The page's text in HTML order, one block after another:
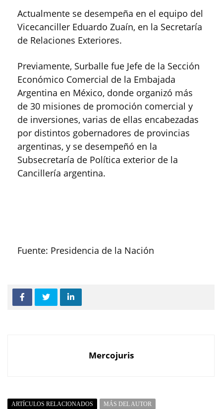
Actualmente se desempeña en el equipo del
Vicecanciller Eduardo Zuaín, en la Secretaría
de Relaciones Exteriores.
Previamente, Surballe fue Jefe de la Sección
Económico Comercial de la Embajada
Argentina en México, donde organizó más
de 30 misiones de promoción comercial y
de inversiones, varias de ellas encabezadas
por distintos gobernadores de provincias
argentinas, y se desempeñó en la
Subsecretaría de Política exterior de la
Cancillería argentina.
Fuente: Presidencia de la Nación
Mercojuris
ARTÍCULOS RELACIONADOS
MÁS DEL AUTOR